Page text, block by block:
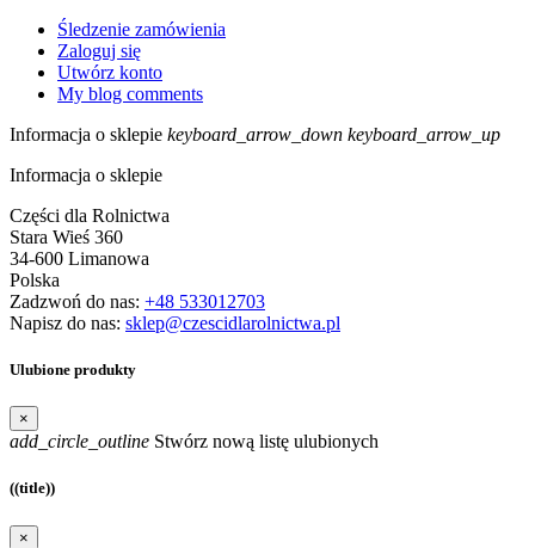
Śledzenie zamówienia
Zaloguj się
Utwórz konto
My blog comments
Informacja o sklepie keyboard_arrow_down keyboard_arrow_up
Informacja o sklepie
Części dla Rolnictwa
Stara Wieś 360
34-600 Limanowa
Polska
Zadzwoń do nas: +48 533012703
Napisz do nas: sklep@czescidlarolnictwa.pl
Ulubione produkty
×
add_circle_outline Stwórz nową listę ulubionych
((title))
×